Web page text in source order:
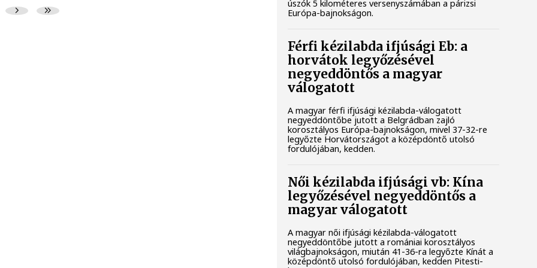
úszók 5 kilométeres versenyszámában a párizsi
Európa-bajnokságon.
Férfi kézilabda ifjúsági Eb: a
horvátok legyőzésével
negyeddöntős a magyar
válogatott
A magyar férfi ifjúsági kézilabda-válogatott
negyeddöntőbe jutott a Belgrádban zajló
korosztályos Európa-bajnokságon, mivel 37-32-re
legyőzte Horvátországot a középdöntő utolsó
fordulójában, kedden.
Női kézilabda ifjúsági vb: Kína
legyőzésével negyeddöntős a
magyar válogatott
A magyar női ifjúsági kézilabda-válogatott
negyeddöntőbe jutott a romániai korosztályos
világbajnokságon, miután 41-36-ra legyőzte Kínát a
középdöntő utolsó fordulójában, kedden Pitesti-